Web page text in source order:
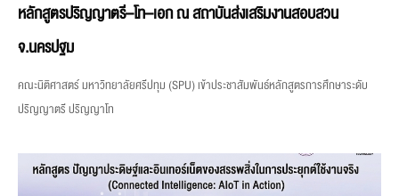
หลักสูตรปริญญาตรี–โท–เอก ณ สถาบันส่งเสริมงานสอบสวน
จ.นครปฐม
คณะนิติศาสตร์ มหาวิทยาลัยศรีปทุม (SPU) เข้าประชาสัมพันธ์หลักสูตรการศึกษาระดับ
ปริญญาตรี ปริญญาโท